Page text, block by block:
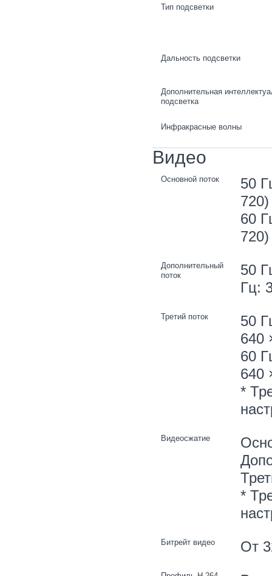
Тип подсветки
Дальность подсветки
Дополнительная
подсветка
Инфракрасные волны
Видео
Основной поток
50
720)
60
720)
Дополнительный
поток
50
Гц:
Третий поток
50
640
60
640
*
Видеосжатие
*
Битрейт видео От